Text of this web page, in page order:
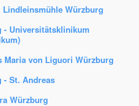
Würzburg
- Universitätsklinikum
Maria von Liguori Würzburg
- St. Andreas
Würzburg